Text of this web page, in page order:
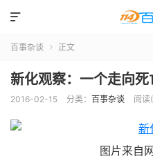

百事杂谈  正文
新化观察：一个走向
2016-02-15 分类： 百事杂谈 阅读
图片来自